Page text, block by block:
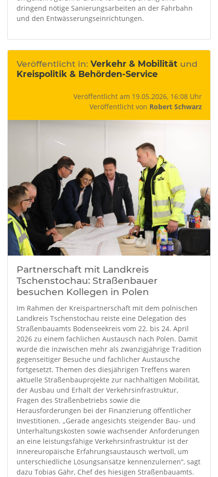
dringend nötige Sanierungsarbeiten an der Fahrbahn
und den Entwässerungseinrichtungen.
Veröffentlicht in: Verkehr & Mobilität und
Kreispolitik & Behörden-Service
Veröffentlicht am 19.05.2026, 16:08 Uhr
Veröffentlicht von Robert Schwarz
Partnerschaft mit Landkreis
Tschenstochau: Straßenbauer
besuchen Kollegen in Polen
Im Rahmen der Kreispartnerschaft mit dem polnischen
Landkreis Tschenstochau reiste eine Delegation des
Straßenbauamts Bodenseekreis vom 22. bis 24. April
2026 zu einem fachlichen Austausch nach Polen. Damit
wurde die inzwischen mehr als zwanzigjährige Tradition
gegenseitiger Besuche und fachlicher Austausche
fortgesetzt. Themen des diesjährigen Treffens waren
aktuelle Straßenbauprojekte zur nachhaltigen Mobilität,
der Ausbau und Erhalt der Verkehrsinfrastruktur,
Fragen des Straßenbetriebs sowie die
Herausforderungen bei der Finanzierung öffentlicher
Investitionen. „Gerade angesichts steigender Bau- und
Unterhaltungskosten sowie wachsender Anforderungen
an eine leistungsfähige Verkehrsinfrastruktur ist der
innereuropäische Erfahrungsaustausch wertvoll, um
unterschiedliche Lösungsansätze kennenzulernen“, sagt
dazu Tobias Gähr, Chef des hiesigen Straßenbauamts.